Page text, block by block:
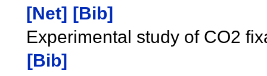
[Net] [Bib]
Experimental study of CO2
[Bib]